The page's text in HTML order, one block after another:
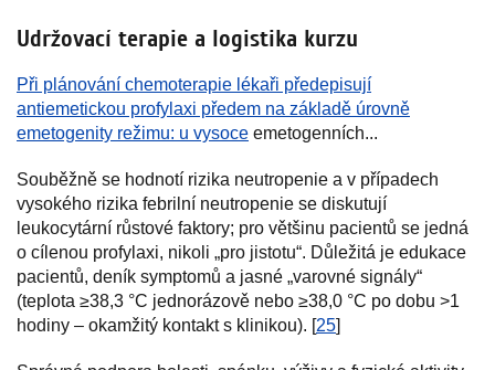
Udržovací terapie a logistika kurzu
Při plánování chemoterapie lékaři předepisují
antiemetickou profylaxi předem na základě úrovně
emetogenity režimu: u vysoce emetogenních...
Souběžně se hodnotí rizika neutropenie a v případech
vysokého rizika febrilní neutropenie se diskutují
leukocytární růstové faktory; pro většinu pacientů se jedná
o cílenou profylaxi, nikoli „pro jistotu“. Důležitá je edukace
pacientů, deník symptomů a jasné „varovné signály“
(teplota ≥38,3 °C jednorázově nebo ≥38,0 °C po dobu >1
hodiny – okamžitý kontakt s klinikou). [25]